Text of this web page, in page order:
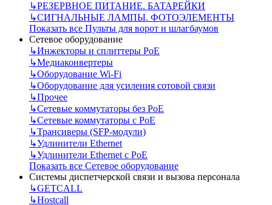
↳РЕЗЕРВНОЕ ПИТАНИЕ. БАТАРЕЙКИ
↳СИГНАЛЬНЫЕ ЛАМПЫ. ФОТОЭЛЕМЕНТЫ
Показать все Пульты для ворот и шлагбаумов
Сетевое оборудование
↳Инжекторы и сплиттеры РоЕ
↳Медиаконвертеры
↳Оборудование Wi-Fi
↳Оборудование для усиления сотовой связи
↳Прочее
↳Сетевые коммутаторы без РоЕ
↳Сетевые коммутаторы с РоЕ
↳Трансиверы (SFP-модули)
↳Удлинители Ethernet
↳Удлинители Ethernet с PoE
Показать все Сетевое оборудование
Системы диспетчерской связи и вызова персонала
↳GETCALL
↳Hostcall